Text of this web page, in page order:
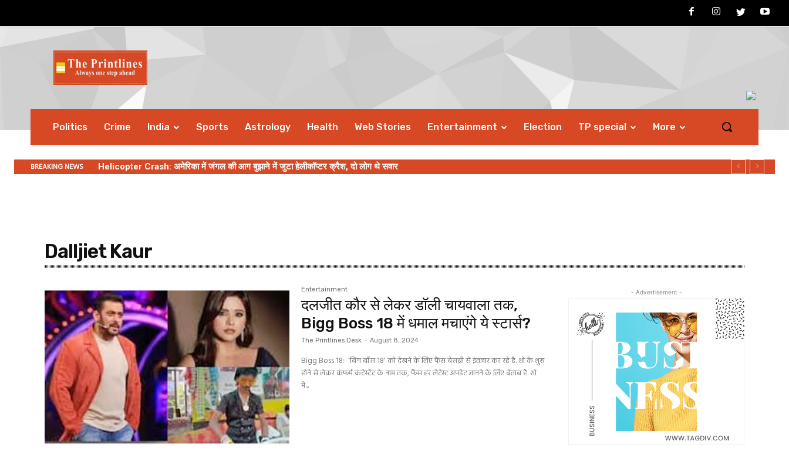
Politics Crime India Sports Astrology Health Web Stories Entertainment Election TP special More
BREAKING NEWS Helicopter Crash: अमेरिका में जंगल की आग बुझाने में जुटा हेलीकॉप्टर क्रैश, दो लोग थे सवार
Dalljiet Kaur
Entertainment
दलजीत कौर से लेकर डॉली चायवाला तक,
Bigg Boss 18 में धमाल मचाएंगे ये स्टार्स?
The Printlines Desk - August 8, 2024
Bigg Boss 18: 'बिग बॉस 18' को देखने के लिए फैंस बेसब्री से इंतजार कर रहे है. शो के शुरू
होने से लेकर कंफर्म कंटेस्टेंट के नाम तक, फैंस हर लेटेस्ट अपडेट जानने के लिए बेताब है. शो
में...
- Advertisement -